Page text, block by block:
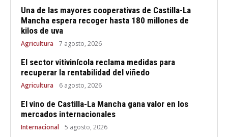
Una de las mayores cooperativas de Castilla-La
Mancha espera recoger hasta 180 millones de
kilos de uva
Agricultura 7 agosto, 2026
El sector vitivinícola reclama medidas para
recuperar la rentabilidad del viñedo
Agricultura 6 agosto, 2026
El vino de Castilla-La Mancha gana valor en los
mercados internacionales
Internacional 5 agosto, 2026